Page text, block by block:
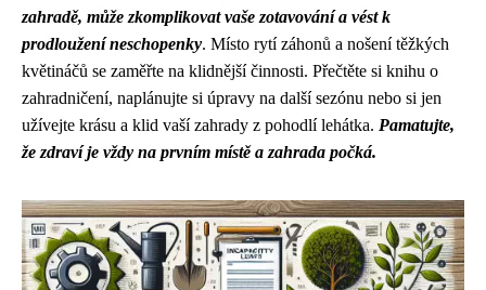
zahradě, může zkomplikovat vaše zotavování a vést k
prodloužení neschopenky. Místo rytí záhonů a nošení těžkých
květináčů se zaměřte na klidnější činnosti. Přečtěte si knihu o
zahradničení, naplánujte si úpravy na další sezónu nebo si jen
užívejte krásu a klid vaší zahrady z pohodlí lehátka. Pamatujte,
že zdraví je vždy na prvním místě a zahrada počká.